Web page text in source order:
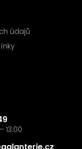
údajů